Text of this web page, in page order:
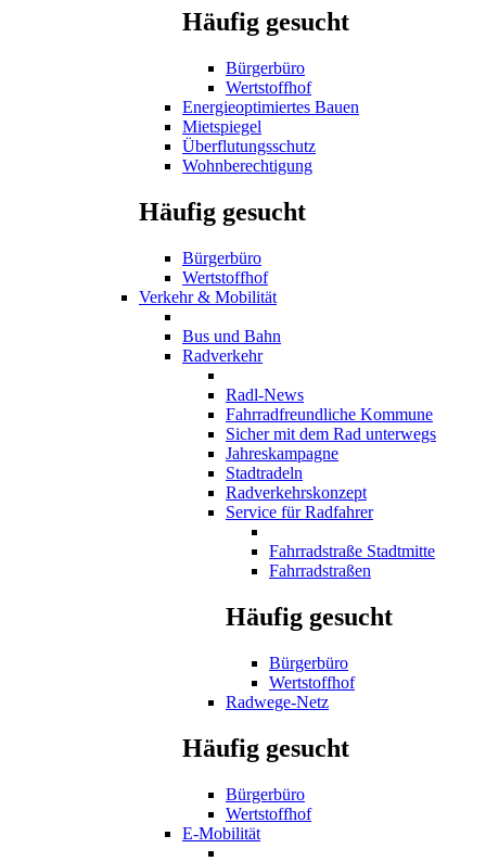
Häufig gesucht
Bürgerbüro
Wertstoffhof
Energieoptimiertes Bauen
Mietspiegel
Überflutungsschutz
Wohnberechtigung
Häufig gesucht
Bürgerbüro
Wertstoffhof
Verkehr & Mobilität
Bus und Bahn
Radverkehr
Radl-News
Fahrradfreundliche Kommune
Sicher mit dem Rad unterwegs
Jahreskampagne
Stadtradeln
Radverkehrskonzept
Service für Radfahrer
Fahrradstraße Stadtmitte
Fahrradstraßen
Häufig gesucht
Bürgerbüro
Wertstoffhof
Radwege-Netz
Häufig gesucht
Bürgerbüro
Wertstoffhof
E-Mobilität